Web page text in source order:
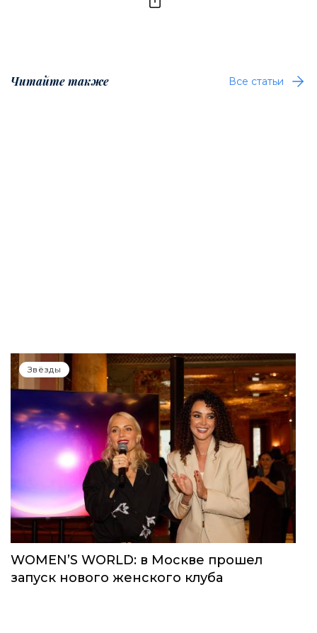
Читайте также Все статьи
Звёзды
WOMEN’S WORLD: в Москве прошел
запуск нового женского клуба